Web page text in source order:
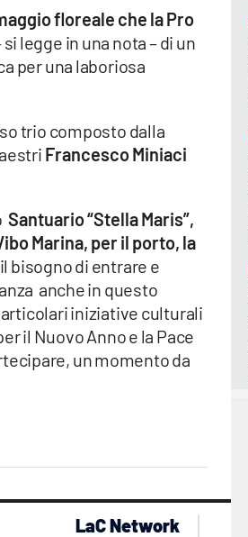
floreale che la Pro
si legge in una nota – di un
per una laboriosa
trio composto dalla
Francesco Miniaci
Santuario “Stella Maris”,
Marina, per il porto, la
bisogno di entrare e
anche in questo
iniziative culturali
il Nuovo Anno e la Pace
un momento da
LaC Network